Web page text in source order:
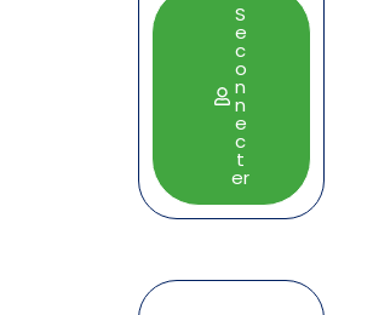
S
e
c
o
n
n
e
c
t
er